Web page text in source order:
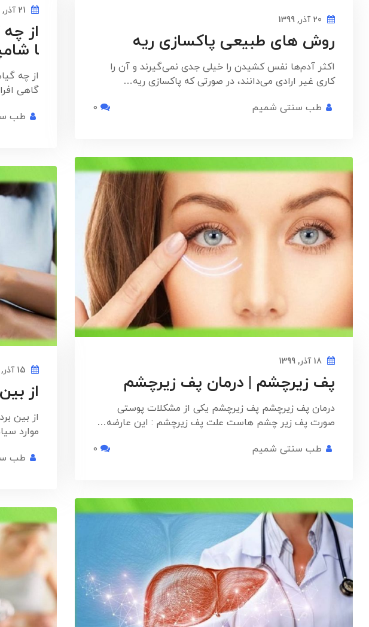
از
ا
از چه
گاهی
طب
روش های طبیعی پاکسازی ریه
اکثر آدم‌ها نفس کشیدن را خیلی جدی نمی‌گیرند و آن را
کاری غیر ارادی می‌دانند، در صورتی که پاکسازی ریه…
طب سنتی شمیم
پف زیرچشم | درمان پف زیرچشم
درمان پف زیرچشم پف زیرچشم یکی از مشکلات پوستی
صورت پف زیر چشم هاست علت پف زیرچشم : این عارضه…
طب سنتی شمیم
از
از بین
موارد
طب